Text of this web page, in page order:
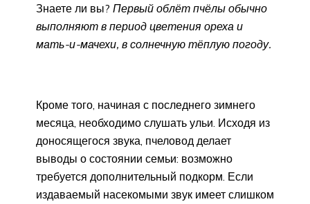
Знаете ли вы? Первый облёт пчёлы обычно
выполняют в период цветения ореха и
мать-и-мачехи, в солнечную тёплую погоду.
Кроме того, начиная с последнего зимнего
месяца, необходимо слушать ульи. Исходя из
доносящегося звука, пчеловод делает
выводы о состоянии семьи: возможно
требуется дополнительный подкорм. Если
издаваемый насекомыми звук имеет слишком